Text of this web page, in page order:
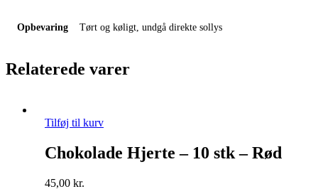
Opbevaring Tørt og køligt, undgå direkte sollys
Relaterede varer
Tilføj til kurv
Chokolade Hjerte – 10 stk – Rød
45,00 kr.